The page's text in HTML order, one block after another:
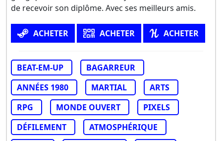
de recevoir son diplôme. Avec ses meilleurs amis.
ACHETER ACHETER ACHETER
BEAT-EM-UP
BAGARREUR
ANNÉES 1980
MARTIAL
ARTS
RPG
MONDE OUVERT
PIXELS
DÉFILEMENT
ATMOSPHÉRIQUE